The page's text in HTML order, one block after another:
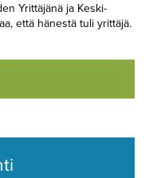
Yrittäjänä ja Keski-
että hänestä tuli yrittäjä.